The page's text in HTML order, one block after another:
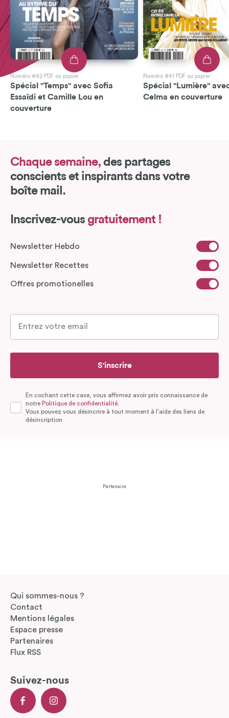
Numéro #42 PDF ou papier
Spécial "Temps" avec Sofia
Essaïdi et Camille Lou en
couverture
Numéro #41 PDF ou papier
Spécial "Lumière"
Celma en couverture
Chaque semaine, des partages
conscients et inspirants dans votre
boîte mail.
Inscrivez-vous gratuitement !
Newsletter Hebdo
Newsletter Recettes
Offres promotionelles
S'inscrire
En cochant cette case, vous affirmez avoir pris connaissance de
notre Politique de confidentialité.
Vous pouvez vous désincrire à tout moment à l’aide des liens de
désincription
Partenaire
Qui sommes-nous ?
Contact
Mentions légales
Espace presse
Partenaires
Flux RSS
Suivez-nous